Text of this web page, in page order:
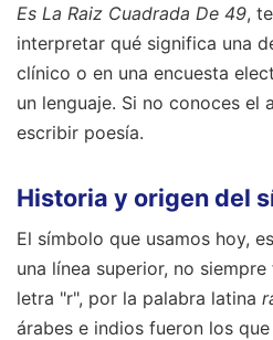
Es La Raiz Cuadrada De 49,
interpretar qué significa una
clínico o en una encuesta
un lenguaje. Si no conoces el
escribir poesía.
Historia y origen del
El símbolo que usamos hoy,
una línea superior, no
letra "r", por la palabra latina
árabes e indios fueron los